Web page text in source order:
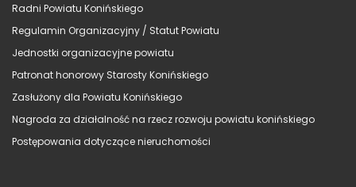
Radni Powiatu Konińskiego
Regulamin Organizacyjny / Statut Powiatu
Jednostki organizacyjne powiatu
Patronat honorowy Starosty Konińskiego
Zasłużony dla Powiatu Konińskiego
Nagroda za działalność na rzecz rozwoju powiatu konińskiego
Postępowania dotyczące nieruchomości